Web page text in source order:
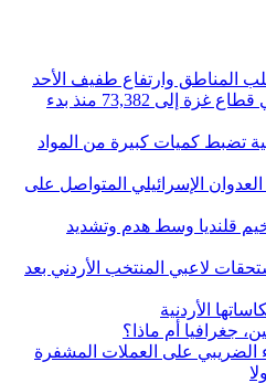
المناطق وارتفاع طفيف الأحد
ارتفاع حصيلة الشهداء في قطاع غزة إلى 73,382 منذ بدء
تضبط كميات كبيرة من المواد
العدوان الإسرائيلي المتواصل على
قلنديا وسط هدم وتشديد
لاعبي المنتخب الأردني بعد
الأردنية
جغرافيا أم ماذا؟
الضريبي على العملات المشفرة